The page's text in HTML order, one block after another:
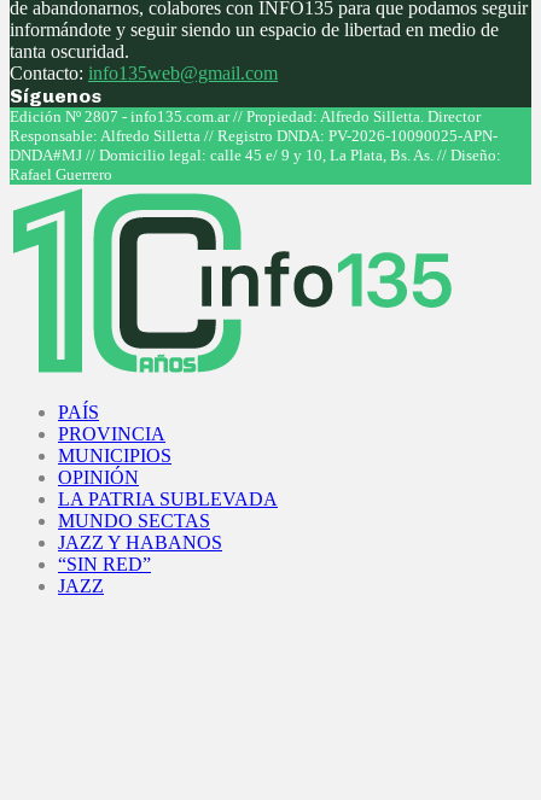
de abandonarnos, colabores con INFO135 para que podamos seguir
informándote y seguir siendo un espacio de libertad en medio de
tanta oscuridad.
Contacto: info135web@gmail.com
Síguenos
Facebook
Twitter
Instagram
Youtube
Edición Nº 2807 - info135.com.ar // Propiedad: Alfredo Silletta. Director
Responsable: Alfredo Silletta // Registro DNDA: PV-2026-10090025-APN-
DNDA#MJ // Domicilio legal: calle 45 e/ 9 y 10, La Plata, Bs. As. // Diseño:
Rafael Guerrero
PAÍS
PROVINCIA
MUNICIPIOS
OPINIÓN
LA PATRIA SUBLEVADA
MUNDO SECTAS
JAZZ Y HABANOS
“SIN RED”
JAZZ